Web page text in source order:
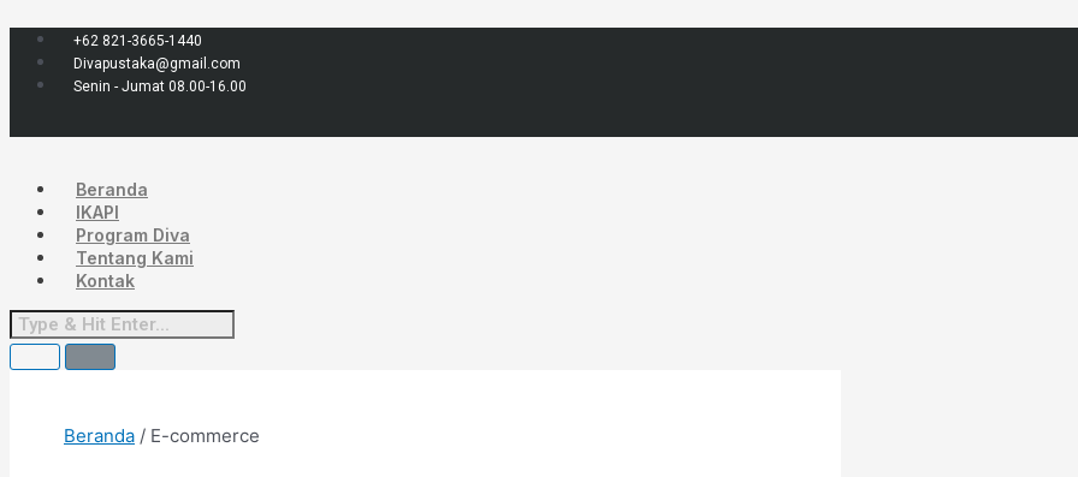
ke
konten
+62 821-3665-1440
Divapustaka@gmail.com
Senin - Jumat 08.00-16.00
Beranda
IKAPI
Program Diva
Tentang Kami
Kontak
Beranda / E-commerce